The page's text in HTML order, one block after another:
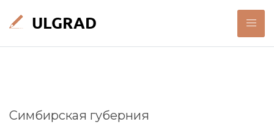
Симбирская губерния